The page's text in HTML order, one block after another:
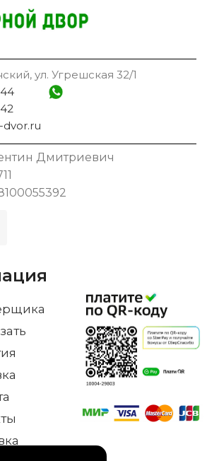
ул. Угрешская 32/1
dvor.ru
Дмитриевич